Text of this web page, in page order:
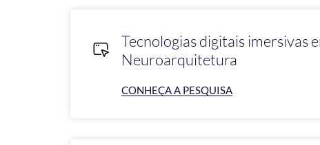
Tecnologias digitais imersivas
Neuroarquitetura
CONHEÇA A PESQUISA